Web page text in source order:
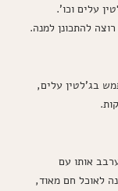
עלים וכו'.
להתכונן למנה.
בג'לטין עלים,
אותו עם
לאוכל חם מאוד,